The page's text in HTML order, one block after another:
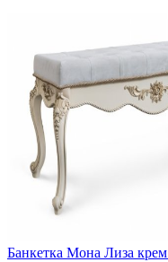
Банкетка Мона Лиза крем